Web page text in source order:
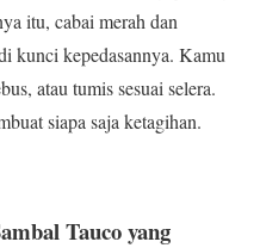
itu, cabai merah dan
kunci kepedasannya. Kamu
atau tumis sesuai selera.
siapa saja ketagihan.
Tauco yang